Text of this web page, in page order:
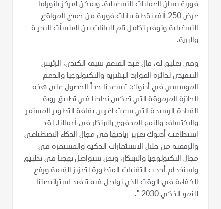
فورية بشأن العمليات التشغيلية. ويمكن لمركز بانوراما
عرض 250 ألف نقطة بيانات فورية من جميع المواقع
التشغيلية وتوفير تكامل تام للبيانات بين المنشآت البحرية
والبرية.
وفي تعليق له، قال عبد المنعم سيف الكندي، الرئيس
التنفيذي لدائرة الموارد البشرية والتكنولوجيا والدعم
المؤسسي في أدنوك: "يسعدنا جداً الحصول على هذه
الجائزة المرموقة التي تعكس نجاحنا في تطبيق رؤية
القيادة الرشيدة التي سعت لغرس ثقافة التطوير المستمر
والاكتشاف والنمو المدفوع بالابتكار في أعمالنا. لقد
استطاعت أدنوك تعزيز ريادتها في مجال الذكاء الاصطناعي
والرقمنة من خلال الاستثمارات الذكية والمستمرة في
مجال التكنولوجيا والابتكار، ونحن سنواصل نهجنا في تطبيق
واستخدام أحدث التقنيات المتطورة لتعزيز القيمة ورفع
الكفاءة في الوقت الذي نواصل فيه تنفيذ استراتيجيتنا
للنمو الذكي 2030 ".